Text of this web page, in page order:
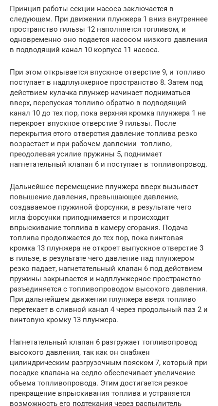
Принцип работы секции насоса заключается в
следующем. При движении плунжера 1 вниз внутреннее
пространство гильзы 12 наполняется топливом, и
одновременно оно подается насосом низкого давления
в подводящий канал 10 корпуса 11 насоса.
При этом открывается впускное отверстие 9, и топливо
поступает в надплунжерное пространство 8. Затем под
действием кулачка плунжер начинает подниматься
вверх, перепуская топливо обратно в под­водящий
канал 10 до тех пор, пока верхняя кромка плунжера 1 не
перекроет впускное отверстие 9 гильзы. После
перекрытия этого отверстия давление топлива резко
возрастает и при рабочем давлении топливо,
преодолевая усилие пружины 5, поднимает
нагнетательный клапан 6 и поступает в топливопровод.
Дальнейшее перемещение плунжера вверх вызывает
повышение давления, превышающее давление,
создаваемое пружиной форсунки, в результате чего
игла форсунки приподнимается и проис­ходит
впрыскивание топлива в камеру сгорания. Подача
топлива про­должается до тех пор, пока винто­вая
кромка 13 плунжера не откроет выпускное отверстие 3
в гильзе, в результате чего давление над плунжером
резко падает, нагнетательный клапан 6 под действием
пружины закрывается и надплунжерное пространство
разъе­диняется с топливопроводом высокого давления.
При дальнейшем движении плунжера вверх топливо
перетекает в сливной канал 4 через продольный паз 2 и
винтовую кромку 13 плунжера.
Нагнетательный клапан 6 разгружает топливопровод
высокого давления, так как он снабжен
цилиндрическим разгрузочным пояском 7, который при
посадке клапана на седло обеспечивает увеличение
объема топливопровода. Этим достигается резкое
прекращение впрыскивания топлива и устраняется
возможность его подтекания через распылитель